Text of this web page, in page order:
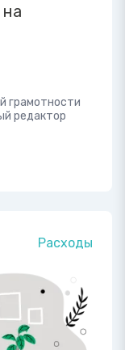
грамотности
редактор
Расходы